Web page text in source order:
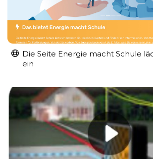
Die Seite Energie macht Schule
ein